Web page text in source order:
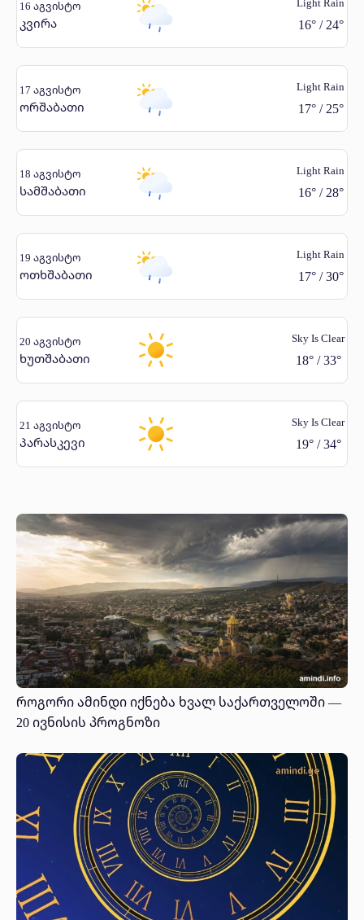
16 აგვისტო
კვირა 16°/24°
17 აგვისტო
ორშაბათი
Light Rain
17°/25°
18 აგვისტო
სამშაბათი
Light Rain
16°/28°
19 აგვისტო
ოთხშაბათი
Light Rain
17°/30°
20 აგვისტო
ხუთშაბათი
Sky Is Clear
18°/33°
21 აგვისტო
პარასკევი
Sky Is Clear
19°/34°
როგორი ამინდი იქნება ხვალ საქართველოში —
20 ივნისის პროგნოზი